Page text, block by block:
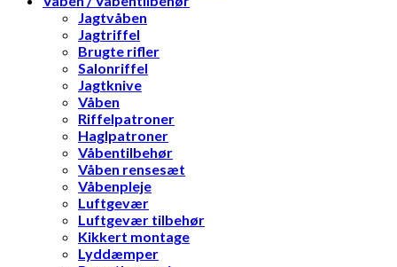
Jagtvåben
Jagtriffel
Brugte rifler
Salonriffel
Jagtknive
Våben
Riffelpatroner
Haglpatroner
Våbentilbehør
Våben rensesæt
Våbenpleje
Luftgevær
Luftgevær tilbehør
Kikkert montage
Lyddæmper